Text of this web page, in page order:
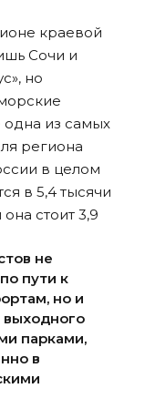
краевой
Сочи и
но
из самых
региона
в целом
в 5,4 тысячи
стоит 3,9
не
пути к
но и
выходного
парками,
в